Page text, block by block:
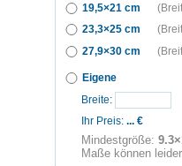
19,5×21 cm
23,3×25 cm
27,9×30 cm
Eigene
Breite:
Ihr Preis: ... €
Mindestgröße:
Maße können